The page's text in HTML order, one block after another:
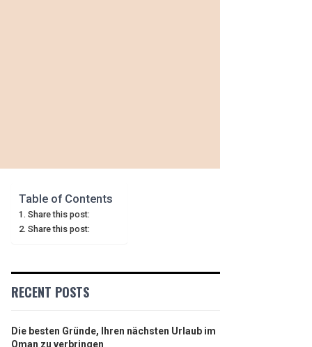
Table of Contents
Share this post:
Share this post:
RECENT POSTS
Die besten Gründe, Ihren nächsten Urlaub im
Oman zu verbringen